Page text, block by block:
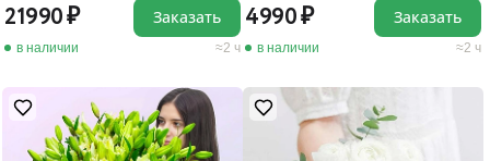
21990
в наличии 2 ч
Заказать 4990
в наличии 2 ч
Заказать